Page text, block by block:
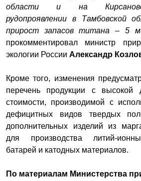
области и на
рудопроявлении в Тамбовской
прирост запасов титана – 5
прокомментировал министр
экологии России Александр
Кроме того, изменения
перечень продукции с высокой
стоимости, производимой с
дефицитных видов твердых
дополнительных изделий из
для производства литий-
батарей и катодных материалов.
По материалам Министерства